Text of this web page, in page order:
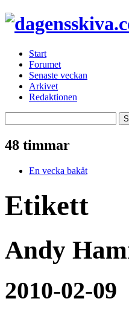
Start
Forumet
Senaste veckan
Arkivet
Redaktionen
48 timmar
En vecka bakåt
Etikett
Andy
2010-02-09